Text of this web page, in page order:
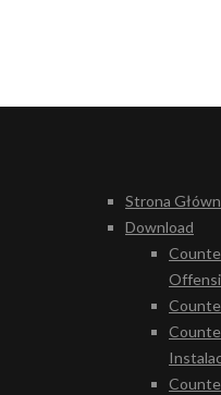
Strona
Download